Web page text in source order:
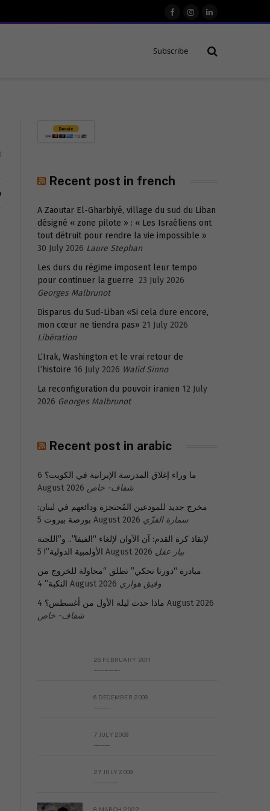
FacebookInstagram
LinkedIn
Subscribe
Recent post in french
A Zaoutar El-Gharbiyé, village du sud du Liban
désigné « zone pilote » : « Les Israéliens ont
tout détruit pour rendre la vie impossible »
30 July 2026 Laure Stephan
Les durs du régime imposent leur tempo
pour continuer la guerre 23 July 2026
Georges Malbrunot
Disparus du Sud-Liban «Si cela dure encore,
mon cœur ne tiendra pas» 21 July 2026
Libération
L’Irak, Washington et le vrai retour de
l’histoire 16 July 2026 Walid Sinno
La reconfiguration du pouvoir iranien 12 July
2026 Georges Malbrunot
Recent post in arabic
ما وراء إغلاق المدرسة الإيرانية في الكويت؟ 6
August 2026 شفاف- خاص
مخرج جديد للمودعين المُحتجزة ودائعهم في لبنان:
بورصة بيروت 5 August 2026 سمارة القزّي
لإنقاذ كرة القدم: آن الآوان لإلغاء “الفيفا”.. و”اللجنة
الأولمبية الدولية”! 5 August 2026 بيار عقل
مبادرة “دورنا نحكي” تطلق “محاولة للخروج من
النكبة” 4 August 2026 وفيق هواري
ماذا حدث ليلة الأول من أغسطس؟ 4 August 2026
شفاف- خاص
26 FEBRUARY 2011
6 DECEMBER 2008
7 JULY 2009
27 JULY 2009
8 MARCH 2022